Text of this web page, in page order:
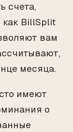
счета,
как BillSplit
вам
месяца.
имеют
о